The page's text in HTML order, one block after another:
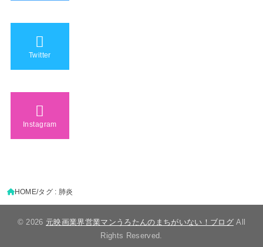
Twitter
Instagram
HOME タグ : 肺炎
© 2026 元映画業界営業マンうろたんのまちがいない！ブログAll
Rights Reserved.